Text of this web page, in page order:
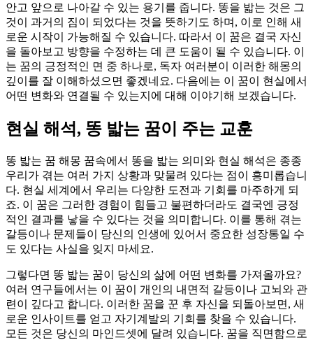
안고 앞으로 나아갈 수 있는 용기를 줍니다. 똥을 밟는 것은 그
것이 과거의 짐이 되었다는 것을 뜻하기도 하며, 이로 인해 새
로운 시작이 가능해질 수 있습니다. 따라서 이 꿈은 결국 자신
을 돌아보고 방향을 수정하는 데 큰 도움이 될 수 있습니다. 이
는 꿈의 긍정적인 면 중 하나로, 독자 여러분이 이러한 해몽의
깊이를 잘 이해하셨으면 좋겠네요. 다음에는 이 꿈이 현실에서
어떤 변화와 연결될 수 있는지에 대해 이야기해 보겠습니다.
현실 해석, 똥 밟는 꿈이 주는 교훈
똥 밟는 꿈 해몽 꿈속에서 똥을 밟는 의미와 현실 해석은 종종
우리가 겪는 여러 가지 상황과 맞물려 있다는 점이 흥미롭습니
다. 현실 세계에서 우리는 다양한 도전과 기회를 마주하게 되
죠. 이 꿈은 그러한 경험이 힘들고 불편하더라도 결국엔 긍정
적인 결과를 낳을 수 있다는 것을 의미합니다. 이를 통해 겪는
갈등이나 문제들이 당신의 인생에 있어서 중요한 성장통일 수
도 있다는 사실을 잊지 마세요.
그렇다면 똥 밟는 꿈이 당신의 삶에 어떤 변화를 가져올까요?
여러 연구들에서는 이 꿈이 개인의 내면적 갈등이나 고뇌와 관
련이 깊다고 합니다. 이러한 꿈을 꾼 후 자신을 되돌아보면, 새
로운 인사이트를 얻고 자기계발의 기회를 찾을 수 있습니다.
모든 것은 당신의 마인드셋에 달려 있습니다. 꿈을 직면함으로